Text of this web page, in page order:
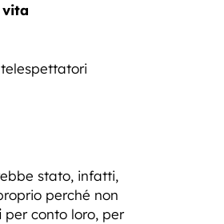
vita
stato, infatti,
perché non
per conto loro, per